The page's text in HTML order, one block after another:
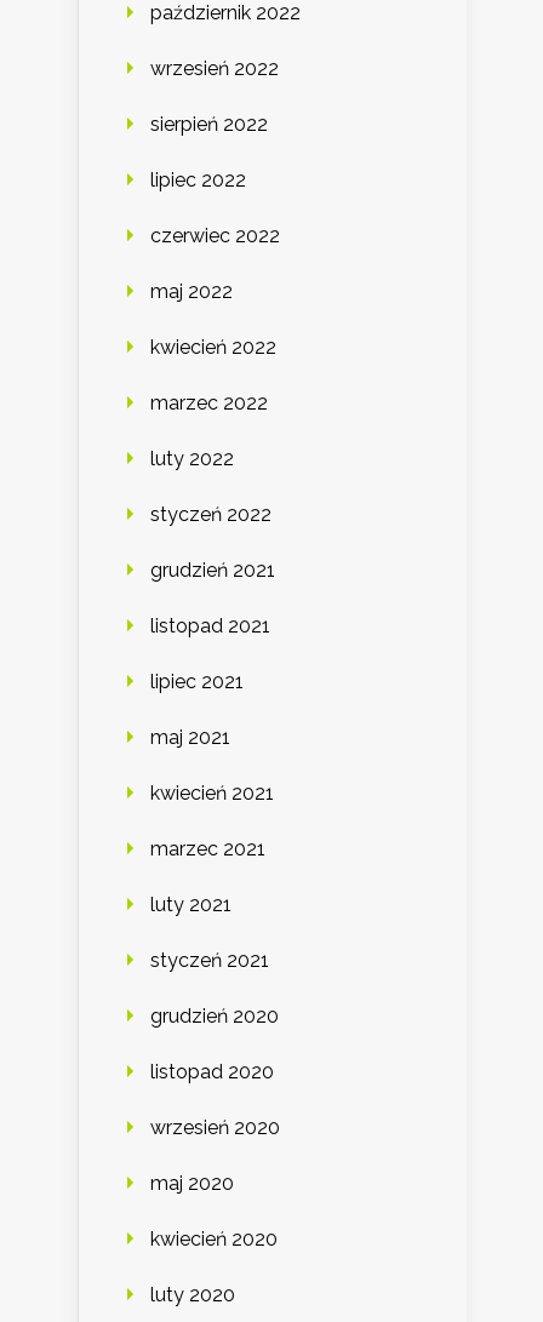
październik 2022
wrzesień 2022
sierpień 2022
lipiec 2022
czerwiec 2022
maj 2022
kwiecień 2022
marzec 2022
luty 2022
styczeń 2022
grudzień 2021
listopad 2021
lipiec 2021
maj 2021
kwiecień 2021
marzec 2021
luty 2021
styczeń 2021
grudzień 2020
listopad 2020
wrzesień 2020
maj 2020
kwiecień 2020
luty 2020